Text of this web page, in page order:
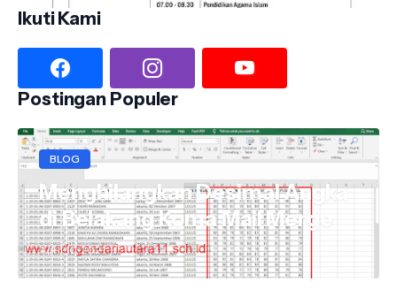
Ikuti Kami
Postingan Populer
BLOG
Menghilangkan Desimal Angka
di Belakang Koma Mail Merge
April 10, 2021